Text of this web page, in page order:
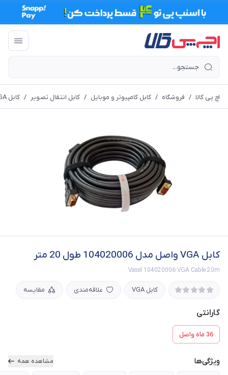
اچ پی کالا / فروشگاه / کابل کامپیوتر و موبایل / کابل انتقال تصویر / کابل VGA
کابل VGA واصل مدل 104020006 طول 20 متر
Vasel 104020006 VGA Cable 20m
کابل VGA علاقه‌مندی مقایسه
گارانتی
36 ماه واصل
ویژگی‌ها مشاهده همه